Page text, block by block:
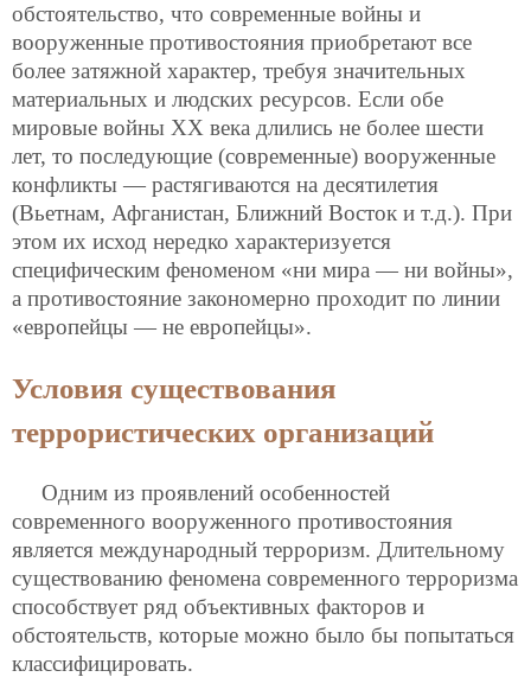
обстоятельство, что современные войны и
вооруженные противостояния приобретают все
более затяжной характер, требуя значительных
материальных и людских ресурсов. Если обе
мировые войны XX века длились не более шести
лет, то последующие (современные) вооруженные
конфликты — растягиваются на десятилетия
(Вьетнам, Афганистан, Ближний Восток и т.д.). При
этом их исход нередко характеризуется
специфическим феноменом «ни мира — ни войны»,
а противостояние закономерно проходит по линии
«европейцы — не европейцы».
Условия существования
террористических организаций
Одним из проявлений особенностей
современного вооруженного противостояния
является международный терроризм. Длительному
существованию феномена современного терроризма
способствует ряд объективных факторов и
обстоятельств, которые можно было бы попытаться
классифицировать.